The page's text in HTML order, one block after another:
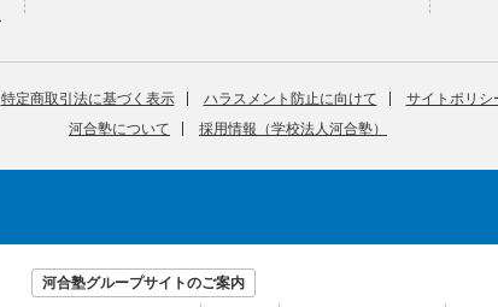
特定商取引法に基づく表示 ハラスメント防止に向けて
サイトポリシ
河合塾について
採用情報（学校法人河合塾）
河合塾グループサイトのご案内